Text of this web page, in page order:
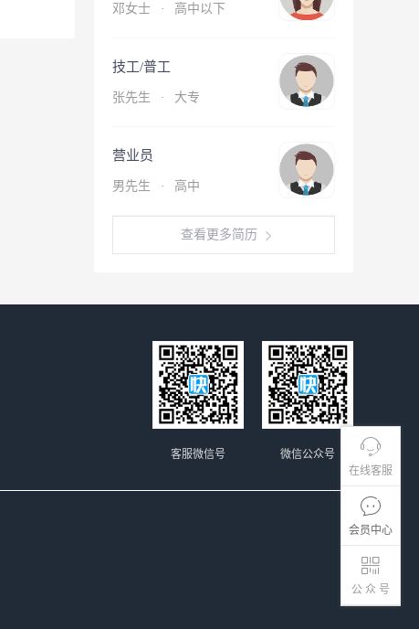
在线客服
会员中心
公 众 号
邓女士 · 高中以下
技工/普工
张先生 · 大专
营业员
男先生 · 高中
查看更多简历
微信公众号
客服微信号